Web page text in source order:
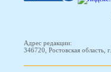
Адрес редакции:
346720, Ростовская